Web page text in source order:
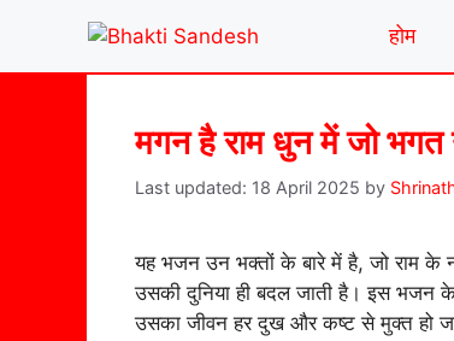
content
होम
मगन है राम धुन में जो भगत
18 April 2025 by
यह भजन उन भक्तों के बारे में है, जो राम के
उसकी दुनिया ही बदल जाती है। इस भजन
उसका जीवन हर दुख और कष्ट से मुक्त हो